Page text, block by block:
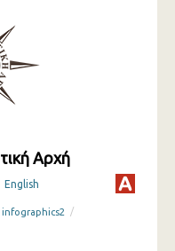
Αρχή
English
infographics2 /